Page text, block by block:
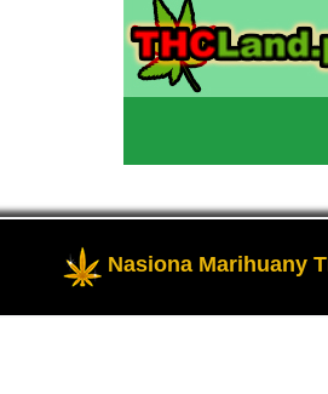
informacje na temat marihuany, konopi
Nasiona Marihuany